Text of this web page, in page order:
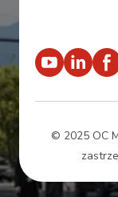
© 2025 OC